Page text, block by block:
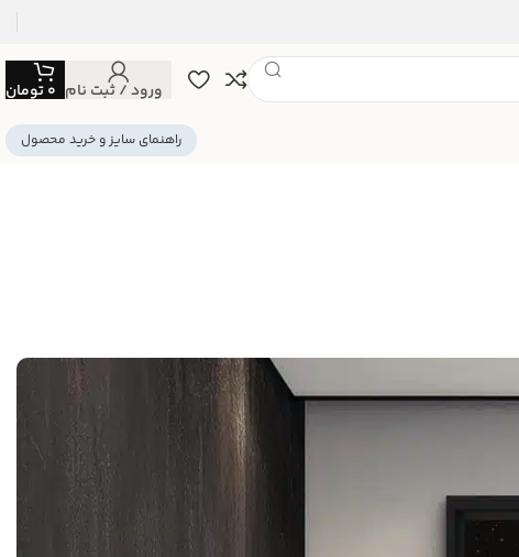
ورود / ثبت نام 0تومان
راهنمای سایز و خرید محصول